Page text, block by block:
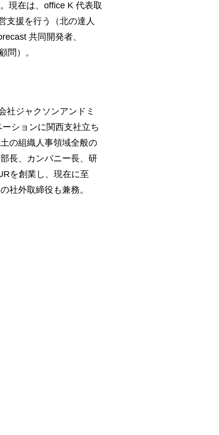
現在は、office K 代表取
支援を行う（北の達人
共同開発者、
問）。
社ジャクソンアンドミ
ションに関西支社立ち
の組織人事領域全般の
長、カンパニー長、研
を創業し、現在に至
社外取締役も兼務。